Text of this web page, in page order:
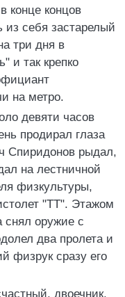
конце концов
из себя застарелый
три дня в
и так крепко
на метро.
девяти часов
продирал глаза
Спиридонов рыдал,
на лестничной
физкультуры,
"ТТ". Этажом
оружие с
два пролета и
физрук сразу его
двоечник,